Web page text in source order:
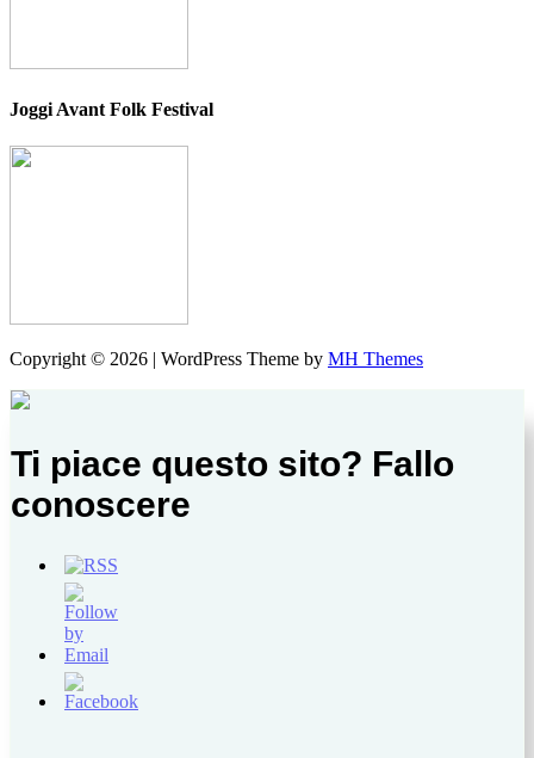
Joggi Avant Folk Festival
Copyright © 2026 | WordPress Theme by MH Themes
Ti piace questo sito? Fallo
conoscere